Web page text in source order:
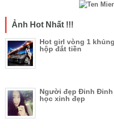
Ảnh Hot Nhất !!!
Hot girl vòng 1
hộp đắt tiền
Người đẹp Đinh
học xinh đẹp